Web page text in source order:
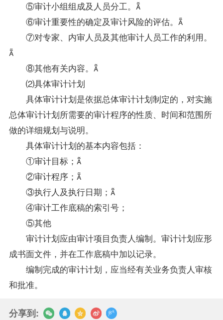
⑤审计小组组成及人员分工。
⑥审计重要性的确定及审计风险的评估。
⑦对专家、内审人员及其他审计人员工作的利用。

⑧其他有关内容。
⑵具体审计计划
具体审计计划是依据总体审计计划制定的，对实施
总体审计计划所需要的审计程序的性质、时间和范围所
做的详细规划与说明。
具体审计计划的基本内容包括：
①审计目标；
②审计程序；
③执行人及执行日期；
④审计工作底稿的索引号；
⑤其他
审计计划应由审计项目负责人编制。审计计划应形
成书面文件，并在工作底稿中加以记录。
编制完成的审计计划，应当经有关业务负责人审核
和批准。
分享到: